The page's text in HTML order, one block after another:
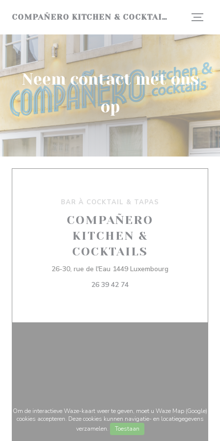
COMPAÑERO KITCHEN & COCKTAILS
Neem contact met ons
op
BAR À COCKTAIL & TAPAS
COMPAÑERO
KITCHEN &
COCKTAILS
26-30, rue de l'Eau 1449 Luxembourg
26 39 42 74
Om de interactieve Waze-kaart weer te geven, moet u Waze Map (Google)
cookies accepteren. Deze cookies kunnen navigatie- en locatiegegevens
verzamelen.
Toestaan